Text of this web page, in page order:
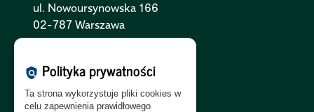
ul. Nowoursynowska 166
02-787 Warszawa
Polityka Prywatności:PL
Polityka RODO:PL|EN
policy Polityka prywatności
Ta strona wykorzystuje pliki cookies w
celu zapewnienia prawidłowego